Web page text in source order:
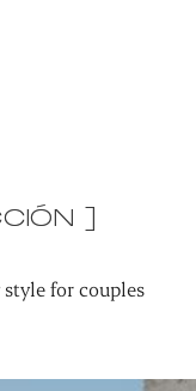
]
for couples